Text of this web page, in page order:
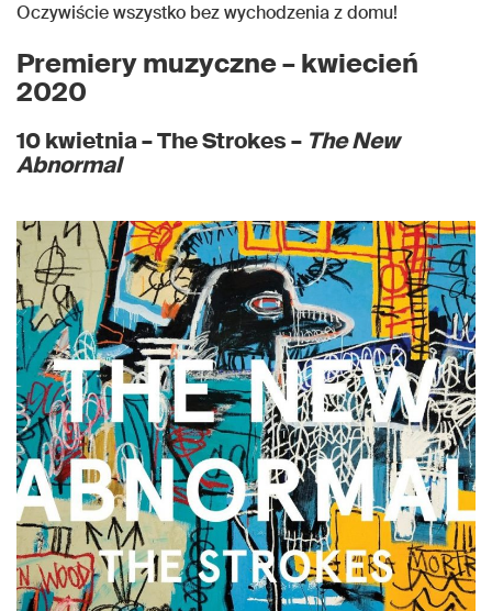
Oczywiście wszystko bez wychodzenia z domu!
Premiery muzyczne – kwiecień
2020
10 kwietnia – The Strokes – The New
Abnormal